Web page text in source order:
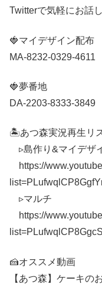
Twitterで気軽にお話
🍓マイデザイン配布
MA-8232-0329-4611
🍓夢番地
DA-2203-8333-3849
🏝あつ森実況再生リ
▹島作り&マイデザ
https://
▹マルチ
https://
🍰オススメ動画
【あつ森】ケーキの